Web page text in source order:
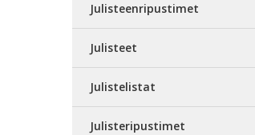
Julisteenripustimet
Julisteet
Julistelistat
Julisteripustimet